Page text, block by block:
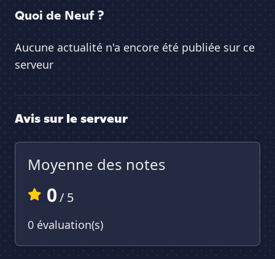
Quoi de Neuf ?
Aucune actualité n'a encore été publiée sur ce
serveur
Avis sur le serveur
Moyenne des notes
0/ 5
0 évaluation(s)